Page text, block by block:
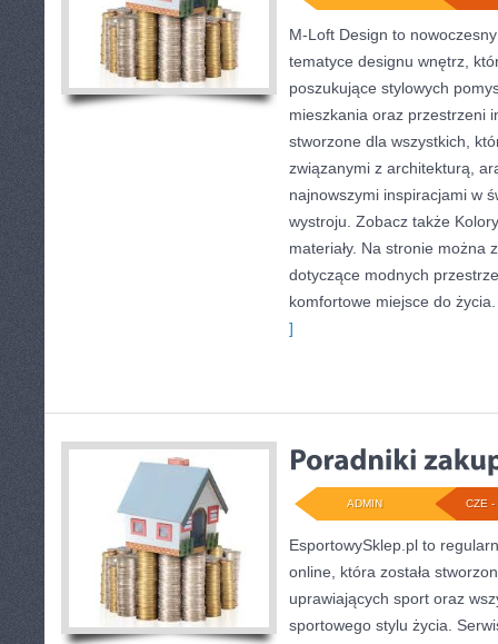
M-Loft Design to
tematyce designu wnętrz,
poszukujące stylowych
mieszkania oraz przestrzeni
stworzone dla wszystkich,
związanymi z architekturą,
najnowszymi inspiracjami w
wystroju. Zobacz także
materiały. Na stronie można
dotyczące modnych
komfortowe miejsce do
]
CZE -
ADMIN
EsportowySklep.pl to
online, która została
uprawiających sport oraz
sportowego stylu życia.